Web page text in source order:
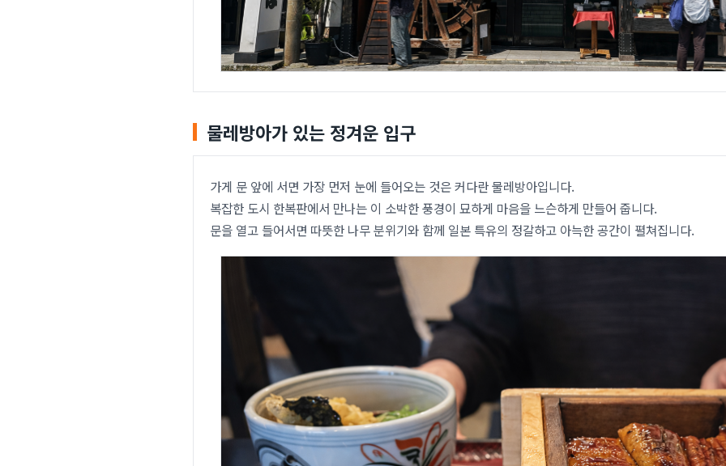
물레방아가 있는 정겨운 입구
가게 문 앞에 서면 가장 먼저 눈에 들어오는 것은 커다란 물레방아입니다.
복잡한 도시 한복판에서 만나는 이 소박한 풍경이 묘하게 마음을 느슨하게 만들어 줍니다.
문을 열고 들어서면 따뜻한 나무 분위기와 함께 일본 특유의 정갈하고 아늑한 공간이 펼쳐집니다.